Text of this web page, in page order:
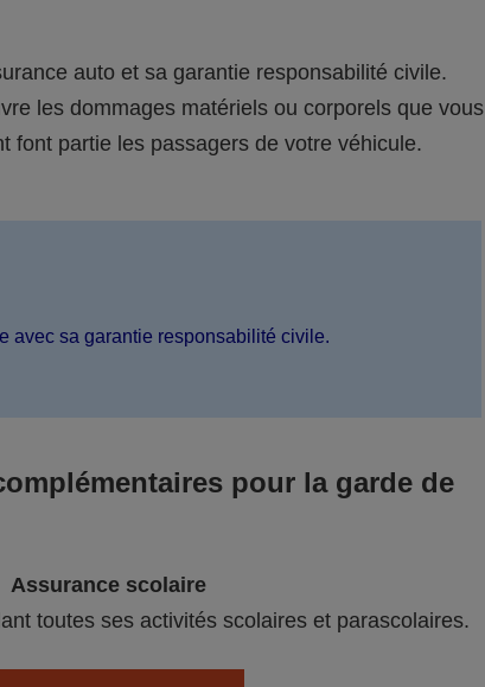
auto et sa garantie responsabilité civile.
les dommages matériels ou corporels que vous
font partie les passagers de votre véhicule.
avec sa garantie responsabilité civile.
pour la garde de
Assurance scolaire
toutes ses activités scolaires et parascolaires.